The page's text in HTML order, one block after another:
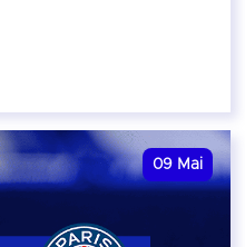
09 Mai